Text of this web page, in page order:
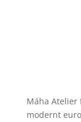
Máha
modernt